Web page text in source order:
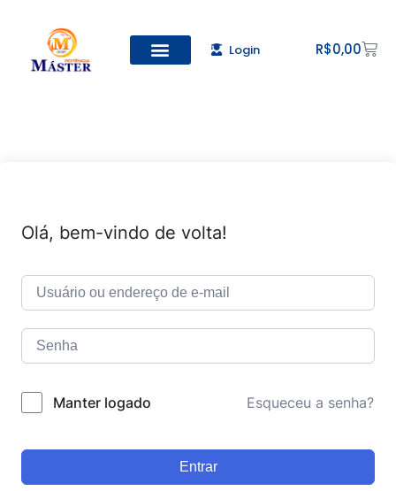
Login R$0,00
Olá, bem-vindo de volta!
Manter logado Esqueceu a senha?
Entrar